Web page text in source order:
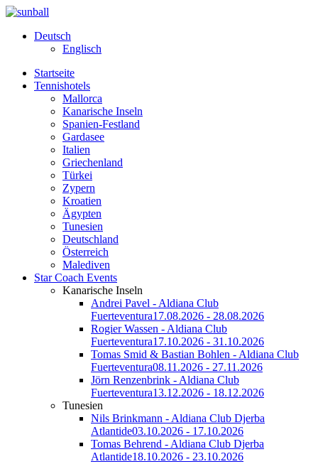
Deutsch
Englisch
Startseite
Tennishotels
Mallorca
Kanarische Inseln
Spanien-Festland
Gardasee
Italien
Griechenland
Türkei
Zypern
Kroatien
Ägypten
Tunesien
Deutschland
Österreich
Malediven
Star Coach Events
Kanarische Inseln
Andrei Pavel - Aldiana Club
Fuerteventura17.08.2026 - 28.08.2026
Rogier Wassen - Aldiana Club
Fuerteventura17.10.2026 - 31.10.2026
Tomas Smid & Bastian Bohlen - Aldiana Club
Fuerteventura08.11.2026 - 27.11.2026
Jörn Renzenbrink - Aldiana Club
Fuerteventura13.12.2026 - 18.12.2026
Tunesien
Nils Brinkmann - Aldiana Club Djerba
Atlantide03.10.2026 - 17.10.2026
Tomas Behrend - Aldiana Club Djerba
Atlantide18.10.2026 - 23.10.2026